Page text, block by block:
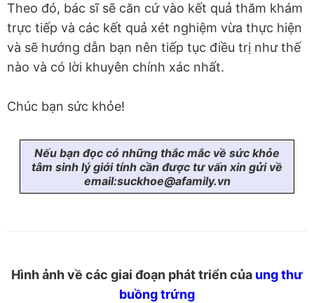
Theo đó, bác sĩ sẽ căn cứ vào kết quả thăm khám
trực tiếp và các kết quả xét nghiệm vừa thực hiện
và sẽ hướng dẫn bạn nên tiếp tục điều trị như thế
nào và có lời khuyên chính xác nhất.
Chúc bạn sức khỏe!
Nếu bạn đọc có những thắc mắc về sức khỏe
tâm sinh lý giới tính cần được tư vấn xin gửi về
email:suckhoe@afamily.vn
Hình ảnh về các giai đoạn phát triển của ung thư
buồng trứng